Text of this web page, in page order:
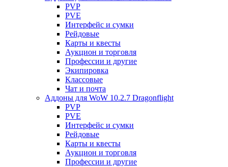
PVP
PVE
Интерфейс и сумки
Рейдовые
Карты и квесты
Аукцион и торговля
Профессии и другие
Экипировка
Классовые
Чат и почта
Аддоны для WoW 10.2.7 Dragonflight
PVP
PVE
Интерфейс и сумки
Рейдовые
Карты и квесты
Аукцион и торговля
Профессии и другие